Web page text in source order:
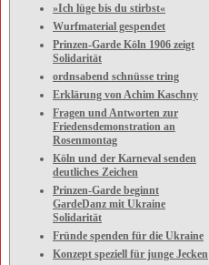
»Ich lüge bis du stirbst«
Wurfmaterial gespendet
Prinzen-Garde Köln 1906 zeigt
Solidarität
ordnsabend schnüsse tring
Erklärung von Achim Kaschny
Fragen und Antworten zur
Friedensdemonstration an
Rosenmontag
Köln und der Karneval senden
deutliches Zeichen
Prinzen-Garde beginnt
GardeDanz mit Ukraine
Solidarität
Fründe spenden für die Ukraine
Konzept speziell für junge Jecken